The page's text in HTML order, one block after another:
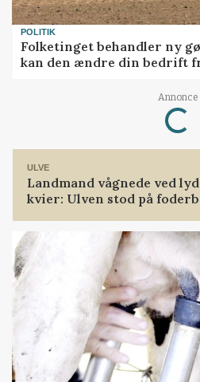
POLITIK
Folketinget behandler ny
kan den ændre din bedrift
Annonce
Loading...
ULVE
Landmand vågnede ved
kvier: Ulven stod på